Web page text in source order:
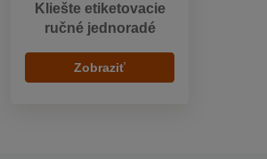
Kliešte etiketovacie
ručné jednoradé
Zobraziť